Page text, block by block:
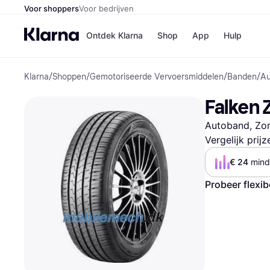
Voor shoppersVoor bedrijven
Ontdek Klarna Shop
Winkels
Bol
H&M
App Hulp
Klarna/Shoppen/Gemotoriseerde Vervoersmiddelen/Banden/
Falken
Autoband,
Vergelijk
€ 24
Probeer